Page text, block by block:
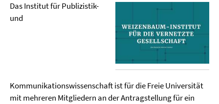
Das Institut für Publizistik-
und
Kommunikationswissenschaft ist für die Freie Universität
mit mehreren Mitgliedern an der Antragstellung für ein